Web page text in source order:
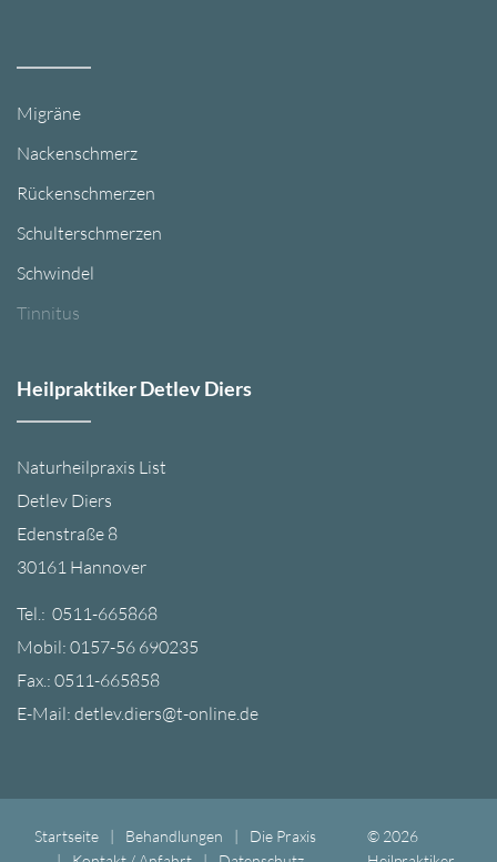
Migräne
Nackenschmerz
Rückenschmerzen
Schulterschmerzen
Schwindel
Tinnitus
Heilpraktiker Detlev Diers
Naturheilpraxis List
Detlev Diers
Edenstraße 8
30161 Hannover
Tel.: 0511-665868
Mobil: 0157-56 690235
Fax.: 0511-665858
E-Mail: detlev.diers@t-online.de
Startseite Behandlungen
Die Praxis
© 2026